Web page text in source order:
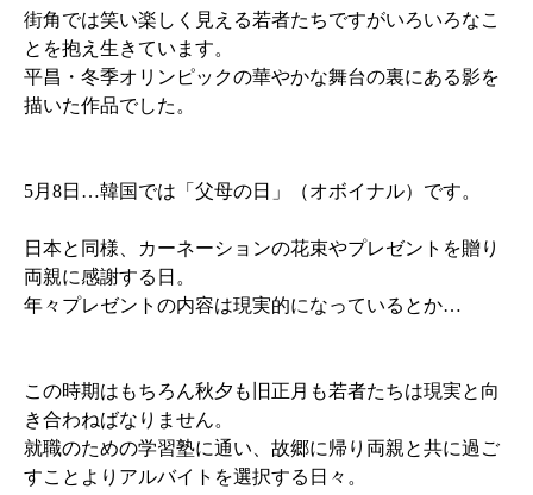
街角では笑い楽しく見える若者たちですがいろいろなこ
とを抱え生きています。
平昌・冬季オリンピックの華やかな舞台の裏にある影を
描いた作品でした。
5月8日…韓国では「父母の日」（オボイナル）です。
日本と同様、カーネーションの花束やプレゼントを贈り
両親に感謝する日。
年々プレゼントの内容は現実的になっているとか…
この時期はもちろん秋夕も旧正月も若者たちは現実と向
き合わねばなりません。
就職のための学習塾に通い、故郷に帰り両親と共に過ご
すことよりアルバイトを選択する日々。